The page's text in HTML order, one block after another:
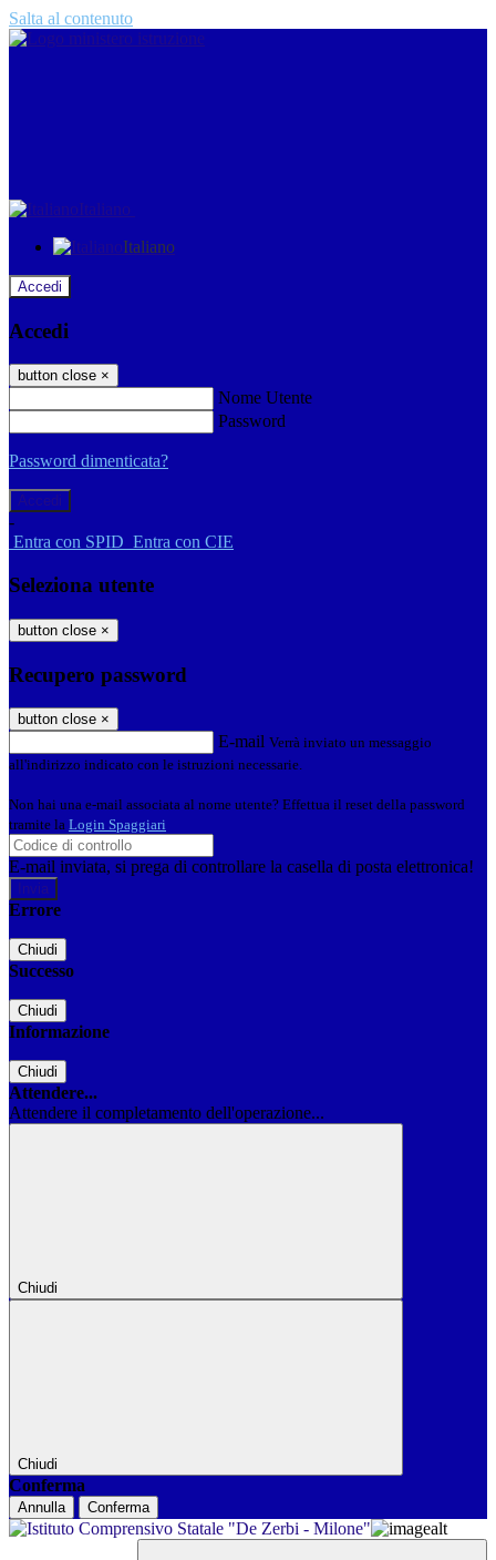
Salta al contenuto
Italiano
Italiano
Accedi
Accedi
button close ×
Nome Utente
Password
Password dimenticata?
-
Entra con SPID Entra con CIE
Seleziona utente
button close ×
Recupero password
button close ×
E-mail Verrà inviato un messaggio
all'indirizzo indicato con le istruzioni necessarie.
Non hai una e-mail associata al nome utente? Effettua il reset della password
tramite la Login Spaggiari
E-mail inviata, si prega di controllare la casella di posta elettronica!
Errore
Chiudi
Successo
Chiudi
Informazione
Chiudi
Attendere...
Attendere il completamento dell'operazione...
Chiudi
Chiudi
Conferma
Annulla Conferma